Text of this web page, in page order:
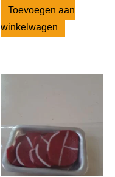
Toevoegen aan
winkelwagen